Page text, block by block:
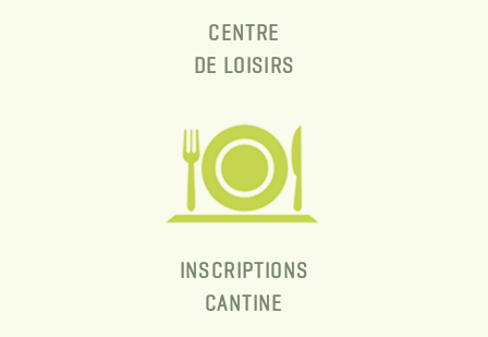
CENTRE
DE LOISIRS
INSCRIPTIONS
CANTINE